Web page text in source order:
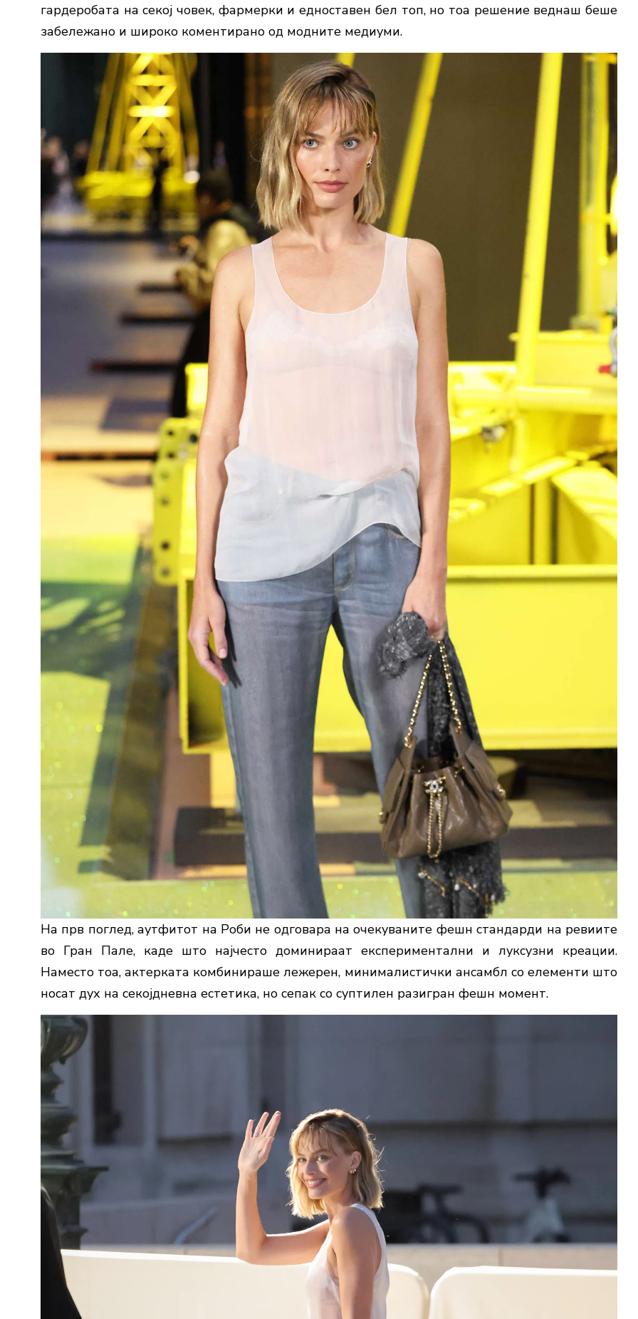
гардеробата на секој човек, фармерки и едноставен бел топ, но тоа решение веднаш беше
забележано и широко коментирано од модните медиуми.
На прв поглед, аутфитот на Роби не одговара на очекуваните фешн стандарди на ревиите
во Гран Пале, каде што најчесто доминираат експериментални и луксузни креации.
Наместо тоа, актерката комбинираше лежерен, минималистички ансамбл со елементи што
носат дух на секојдневна естетика, но сепак со суптилен разигран фешн момент.